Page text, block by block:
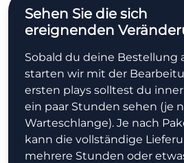
Sehen Sie die sich
ereignenden
Sobald du deine Bestellung
starten wir mit der
ersten plays solltest du
ein paar Stunden sehen (je
Warteschlange). Je nach
kann die vollständige
mehrere Stunden oder